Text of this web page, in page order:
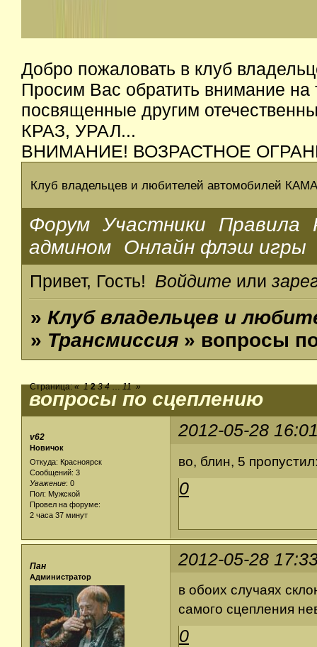
Добро пожаловать в клуб
Просим Вас обратить внимание
посвященные другим
КРАЗ, УРАЛ...
ВНИМАНИЕ! ВОЗРАСТНОЕ
Клуб владельцев и любителей автомобилей
Форум Участники Правила
админом
Онлайн флэш игры
Привет, Гость! Войдите или
»Клуб владельцев и
» Трансмиссия » вопросы
вопросы по сцеплению
Страница:« 1 2 3 4…11 »
2012-05-28
v62
Новичок
Откуда: Красноярск
Сообщений: 3
Уважение: 0
Пол: Мужской
Провел на форуме:
2 часа 37 минут
во, блин, 5
0
2012-05-28
Пан
Администратор
в обоих случаях
самого сцепления
0